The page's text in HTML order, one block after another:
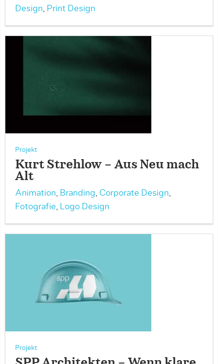
Design, Print Design
Projekt
Kurt Strehlow – Aus Neu mach
Alt
Animation, Branding, Corporate Design,
Fotografie, Logo Design
Projekt